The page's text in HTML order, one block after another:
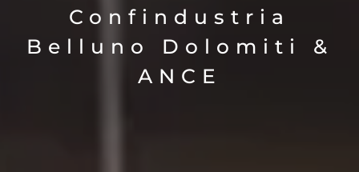
Confindustria
Belluno Dolomiti &
ANCE